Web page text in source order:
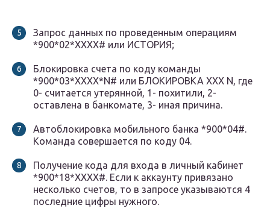
Запрос данных по проведенным операциям
*900*02*ХХХХ# или ИСТОРИЯ;
Блокировка счета по коду команды
*900*03*ХХХХ*N# или БЛОКИРОВКА ХХХ N, где
0- считается утерянной, 1- похитили, 2-
оставлена в банкомате, 3- иная причина.
Автоблокировка мобильного банка *900*04#.
Команда совершается по коду 04.
Получение кода для входа в личный кабинет
*900*18*ХХХХ#. Если к аккаунту привязано
несколько счетов, то в запросе указываются 4
последние цифры нужного.